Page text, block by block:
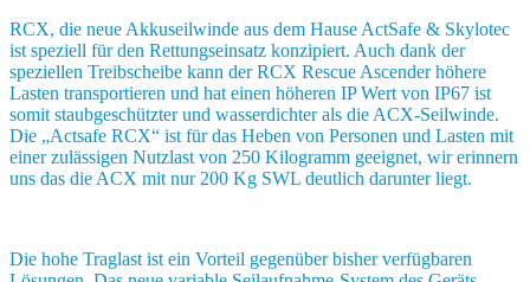
RCX, die neue Akkuseilwinde aus dem Hause ActSafe & Skylotec
ist speziell für den Rettungseinsatz konzipiert. Auch dank der
speziellen Treibscheibe kann der RCX Rescue Ascender höhere
Lasten transportieren und hat einen höheren IP Wert von IP67 ist
somit staubgeschützter und wasserdichter als die ACX-Seilwinde.
Die „Actsafe RCX“ ist für das Heben von Personen und Lasten mit
einer zulässigen Nutzlast von 250 Kilogramm geeignet, wir erinnern
uns das die ACX mit nur 200 Kg SWL deutlich darunter liegt.
Die hohe Traglast ist ein Vorteil gegenüber bisher verfügbaren